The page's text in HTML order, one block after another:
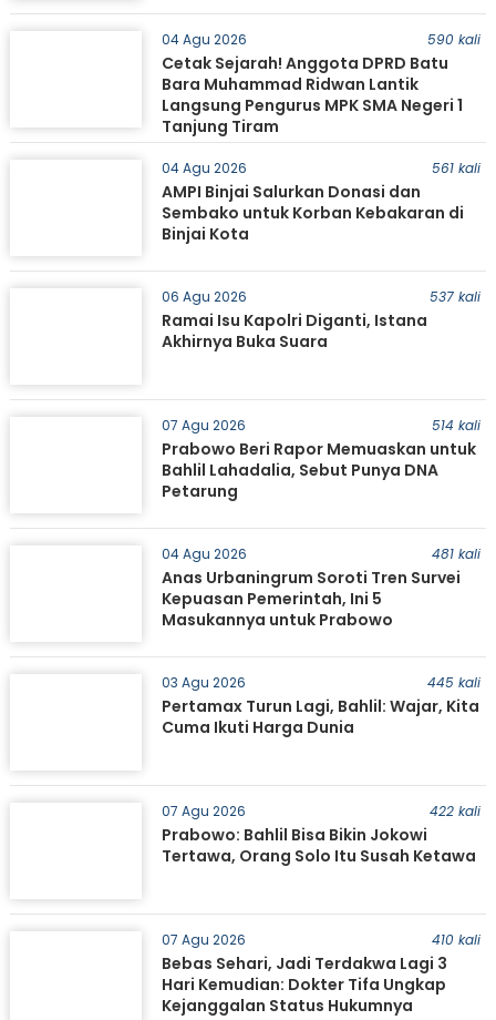
04 Agu 2026 590 kali
Cetak Sejarah! Anggota DPRD Batu
Bara Muhammad Ridwan Lantik
Langsung Pengurus MPK SMA Negeri 1
Tanjung Tiram
04 Agu 2026 561 kali
AMPI Binjai Salurkan Donasi dan
Sembako untuk Korban Kebakaran di
Binjai Kota
06 Agu 2026 537 kali
Ramai Isu Kapolri Diganti, Istana
Akhirnya Buka Suara
07 Agu 2026 514 kali
Prabowo Beri Rapor Memuaskan untuk
Bahlil Lahadalia, Sebut Punya DNA
Petarung
04 Agu 2026 481 kali
Anas Urbaningrum Soroti Tren Survei
Kepuasan Pemerintah, Ini 5
Masukannya untuk Prabowo
03 Agu 2026 445 kali
Pertamax Turun Lagi, Bahlil: Wajar, Kita
Cuma Ikuti Harga Dunia
07 Agu 2026 422 kali
Prabowo: Bahlil Bisa Bikin Jokowi
Tertawa, Orang Solo Itu Susah Ketawa
07 Agu 2026 410 kali
Bebas Sehari, Jadi Terdakwa Lagi 3
Hari Kemudian: Dokter Tifa Ungkap
Kejanggalan Status Hukumnya